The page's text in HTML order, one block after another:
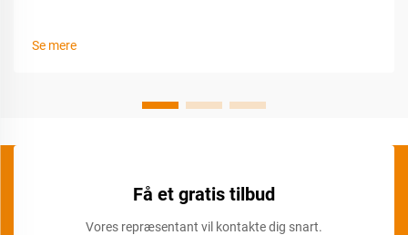
Se mere
Få et gratis tilbud
Vores repræsentant vil kontakte dig snart.